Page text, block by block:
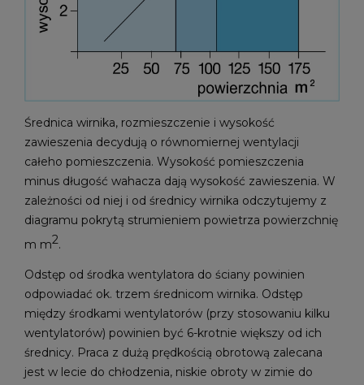
Średnica wirnika, rozmieszczenie i wysokość
zawieszenia decydują o równomiernej wentylacji
całeho pomieszczenia. Wysokość pomieszczenia
minus długość wahacza dają wysokość zawieszenia. W
zależności od niej i od średnicy wirnika odczytujemy z
diagramu pokrytą strumieniem powietrza powierzchnię
m m2.
Odstęp od środka wentylatora do ściany powinien
odpowiadać ok. trzem średnicom wirnika. Odstęp
między środkami wentylatorów (przy stosowaniu kilku
wentylatorów) powinien być 6-krotnie większy od ich
średnicy. Praca z dużą prędkością obrotową zalecana
jest w lecie do chłodzenia, niskie obroty w zimie do